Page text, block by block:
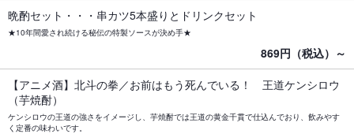
晩酌セット・・・串カツ5本盛りとドリンクセット
★10年間愛され続ける秘伝の特製ソースが決め手★
869円（税込）～
【アニメ酒】北斗の拳／お前はもう死んでいる！ 王道ケンシロウ
（芋焼酎）
ケンシロウの王道の強さをイメージし、芋焼酎では王道の黄金千貫で仕込んでおり、飲みやす
く定番の味わいです。